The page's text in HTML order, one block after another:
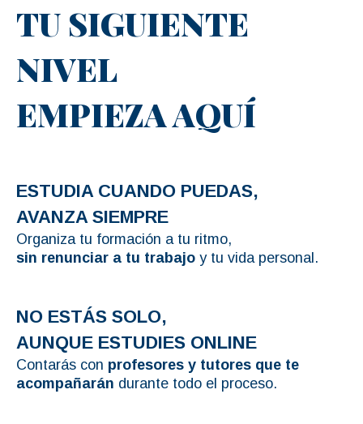
TU SIGUIENTE
NIVEL
EMPIEZA AQUÍ
ESTUDIA CUANDO PUEDAS,
AVANZA SIEMPRE
Organiza tu formación a tu ritmo,
sin renunciar a tu trabajo y tu vida personal.
NO ESTÁS SOLO,
AUNQUE ESTUDIES ONLINE
Contarás con profesores y tutores que te
acompañarán durante todo el proceso.